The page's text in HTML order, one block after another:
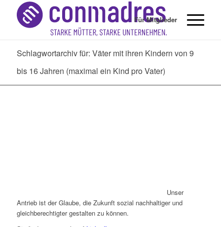
Für Mitglieder
Schlagwortarchiv für: Väter mit ihren Kindern von 9
bis 16 Jahren (maximal ein Kind pro Vater)
Unser
Antrieb ist der Glaube, die Zukunft sozial nachhaltiger und
gleichberechtigter gestalten zu können.